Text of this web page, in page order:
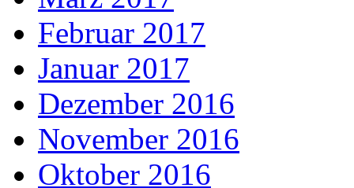
Februar 2017
Januar 2017
Dezember 2016
November 2016
Oktober 2016